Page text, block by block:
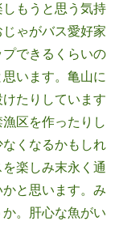
もうと思う気持
ゃがバス愛好家
できるくらいの
います。亀山に
たりしています
区を作ったりし
くなるかもしれ
楽しみ末永く通
と思います。み
。肝心な魚がい